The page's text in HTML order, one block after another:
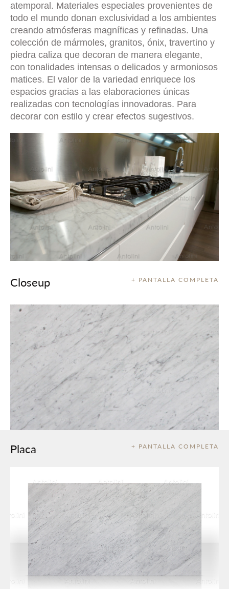
atemporal. Materiales especiales provenientes de
todo el mundo donan exclusividad a los ambientes
creando atmósferas magníficas y refinadas. Una
colección de mármoles, granitos, ónix, travertino y
piedra caliza que decoran de manera elegante,
con tonalidades intensas o delicados y armoniosos
matices. El valor de la variedad enriquece los
espacios gracias a las elaboraciones únicas
realizadas con tecnologías innovadoras. Para
decorar con estilo y crear efectos sugestivos.
+ PANTALLA COMPLETA
Closeup
+ PANTALLA COMPLETA
Placa